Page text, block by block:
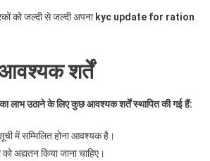
को जल्दी से जल्दी अपना kyc update for ration
शर्तें
उठाने के लिए कुछ आवश्यक शर्तें स्थापित की गई हैं:
में सम्मिलित होना आवश्यक है।
को अद्यतन किया जाना चाहिए।